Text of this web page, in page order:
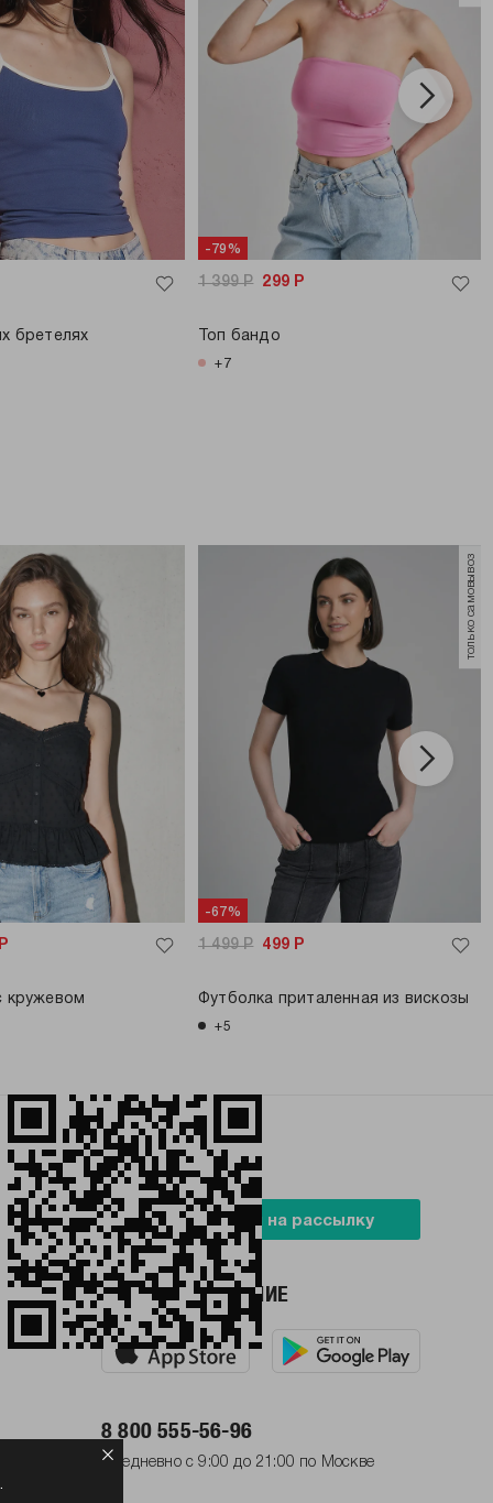
бретелях
-79%
1 399Р 299 Р
Топ бандо
+7
Р
кружевом
-67%
только самовывоз
1 499Р 499 Р
Футболка приталенная из вискозы
+5
БУДЬ В ТРЕНДЕ
Подписаться на рассылку
НАШЕ ПРИЛОЖЕНИЕ
8 800 555-56-96
Ежедневно с 9:00 до 21:00 по Москве